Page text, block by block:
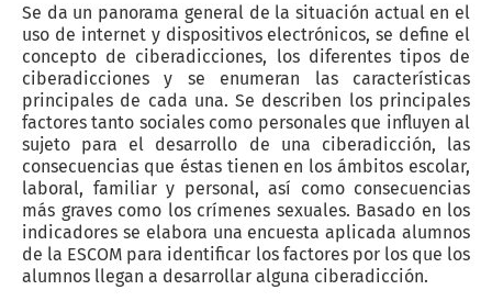
Se da un panorama general de la situación actual en el
uso de internet y dispositivos electrónicos, se define el
concepto de ciberadicciones, los diferentes tipos de
ciberadicciones y se enumeran las características
principales de cada una. Se describen los principales
factores tanto sociales como personales que influyen al
sujeto para el desarrollo de una ciberadicción, las
consecuencias que éstas tienen en los ámbitos escolar,
laboral, familiar y personal, así como consecuencias
más graves como los crímenes sexuales. Basado en los
indicadores se elabora una encuesta aplicada alumnos
de la ESCOM para identificar los factores por los que los
alumnos llegan a desarrollar alguna ciberadicción.